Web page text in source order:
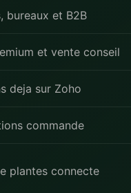
bureaux et B2B
et vente conseil
deja sur Zoho
commande
plantes connecte